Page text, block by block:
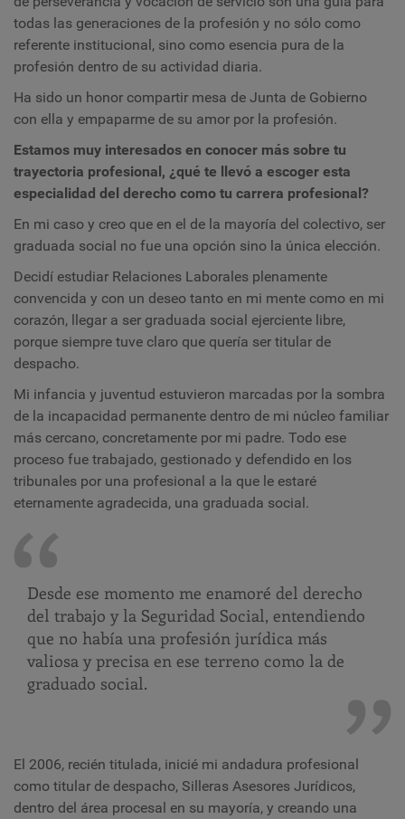
todas las generaciones de la profesión y no sólo como
referente institucional, sino como esencia pura de la
profesión dentro de su actividad diaria.
Ha sido un honor compartir mesa de Junta de Gobierno
con ella y empaparme de su amor por la profesión.
Estamos muy interesados en conocer más sobre tu
trayectoria profesional, ¿qué te llevó a escoger esta
especialidad del derecho como tu carrera profesional?
En mi caso y creo que en el de la mayoría del colectivo, ser
graduada social no fue una opción sino la única elección.
Decidí estudiar Relaciones Laborales plenamente
convencida y con un deseo tanto en mi mente como en mi
corazón, llegar a ser graduada social ejerciente libre,
porque siempre tuve claro que quería ser titular de
despacho.
Mi infancia y juventud estuvieron marcadas por la sombra
de la incapacidad permanente dentro de mi núcleo familiar
más cercano, concretamente por mi padre. Todo ese
proceso fue trabajado, gestionado y defendido en los
tribunales por una profesional a la que le estaré
eternamente agradecida, una graduada social.
Desde ese momento me enamoré del derecho
del trabajo y la Seguridad Social, entendiendo
que no había una profesión jurídica más
valiosa y precisa en ese terreno como la de
graduado social.
El 2006, recién titulada, inicié mi andadura profesional
como titular de despacho, Silleras Asesores Jurídicos,
dentro del área procesal en su mayoría, y creando una